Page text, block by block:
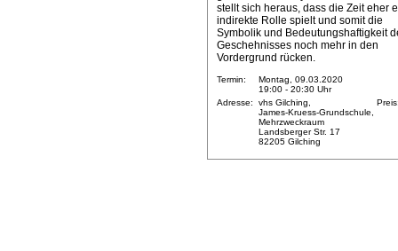
stellt sich heraus, dass die Zeit eher
indirekte Rolle spielt und somit die
Symbolik und Bedeutungshaftigkeit
Geschehnisses noch mehr in den
Vordergrund rücken.
Termin:
Montag, 09.03.2020
19:00 - 20:30 Uhr
Adresse:
vhs Gilching,
James-Kruess-Grundschule,
Mehrzweckraum
Landsberger Str. 17
82205 Gilching